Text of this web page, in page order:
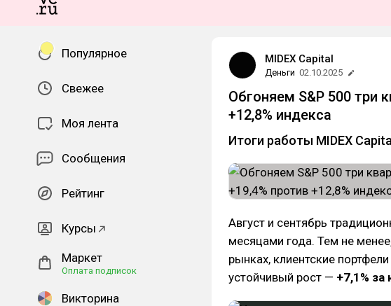
Популярное
Свежее
Моя лента
Сообщения
Рейтинг
Курсы
Маркет
Оплата подписок
Викторина
MIDEX Capital
Деньги 02.10.2025
Обгоняем S&P 500 три
+12,8% индекса
Итоги работы MIDEX
Август и сентябрь
месяцами года. Тем не
рынках, клиентские
устойчивый рост — +7,1% за